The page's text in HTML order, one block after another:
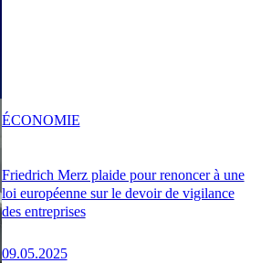
Friedrich Merz plaide pour renoncer à une
loi européenne sur le devoir de vigilance
des entreprises
09.05.2025
ÉCONOMIE